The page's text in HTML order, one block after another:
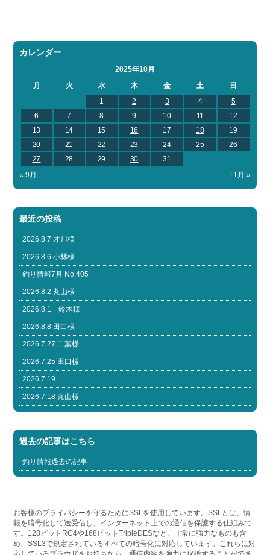
カレンダー
2025年10月
月
火 水 木 金 土
日
1
2 3 4
5
6
7 8 9 10 11
12
13
14 15 16 17 18
19
20
21 22 23 24 25
26
27
28 29 30
31
« 9月
11月 »
最近の投稿
2026.8.7 才川様
2026.8.6 小林様
釣り情報7月 No,405
2026.8.2 丸山様
2026.8.1 鈴木様
2026.8.8 田口様
2026.7.27 二葉様
2026.7.25 田口様
2026.7.19
2026.7.18 丸山様
過去の記事はこちら
釣り情報過去の記事
お客様のプライバシーを守るためにSSLを使用しています。SSLとは、情
報を暗号化して送受信し、インターネット上での通信を保護する仕組みで
す。128ビットRC4や168ビットTripleDESなど、非常に強力なものも含
め、SSL3で規定されているすべての暗号化に対応しています。これらに対